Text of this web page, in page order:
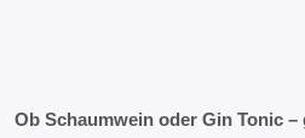
Ob Schaumwein oder Gin Tonic